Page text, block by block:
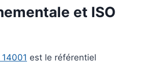
et ISO
est le référentiel